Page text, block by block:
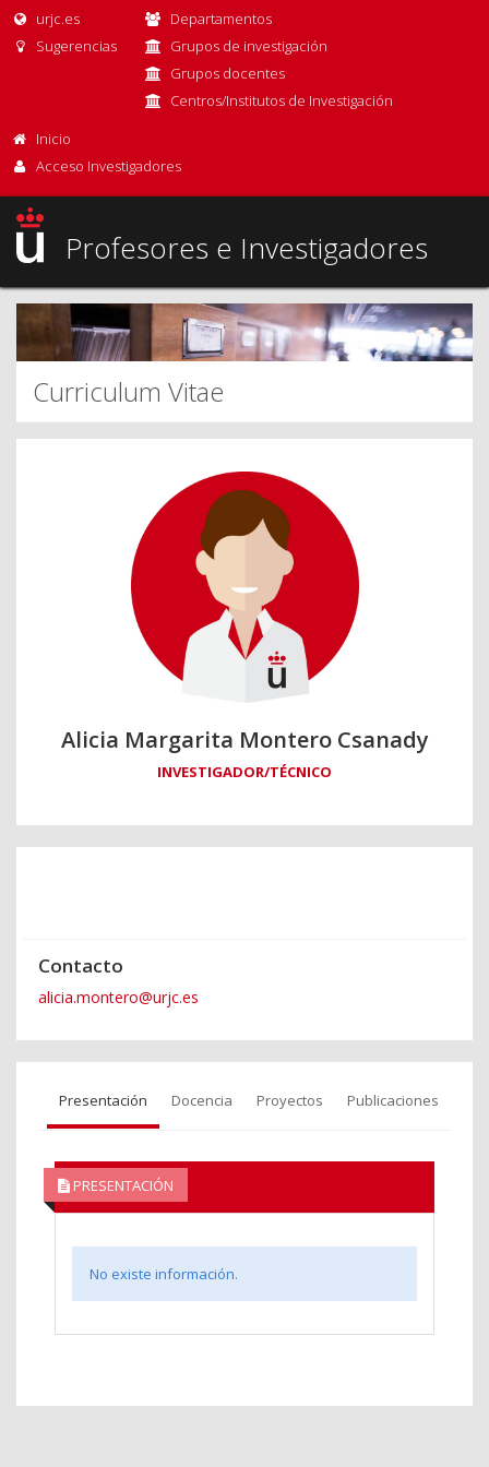
urjc.es
Sugerencias
Departamentos
Grupos de investigación
Grupos docentes
Centros/Institutos de Investigación
Inicio
Acceso Investigadores
Profesores e Investigadores
Curriculum Vitae
Alicia Margarita Montero Csanady
INVESTIGADOR/TÉCNICO
Contacto
alicia.montero@urjc.es
Presentación Docencia Proyectos Publicaciones
PRESENTACIÓN
No existe información.